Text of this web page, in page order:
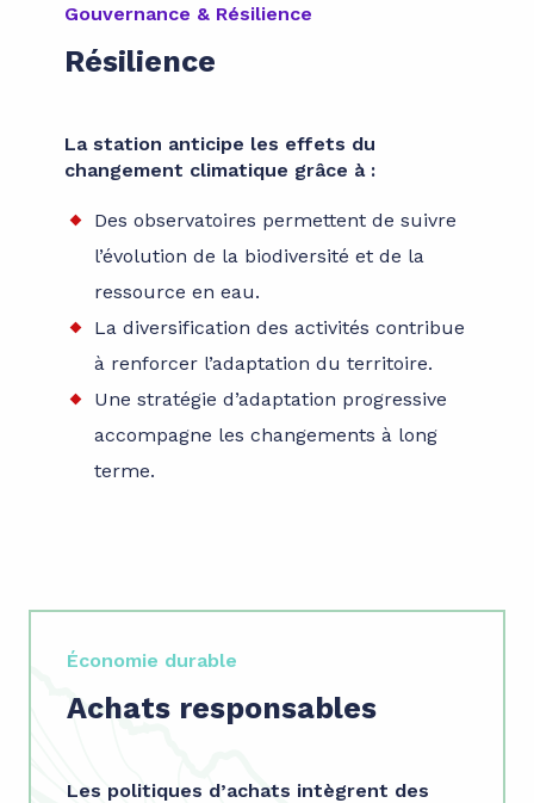
Gouvernance & Résilience
Résilience
La station anticipe les effets du
changement climatique grâce à :
Des observatoires permettent de suivre
l’évolution de la biodiversité et de la
ressource en eau.
La diversification des activités contribue
à renforcer l’adaptation du territoire.
Une stratégie d’adaptation progressive
accompagne les changements à long
terme.
Économie durable
Achats responsables
Les politiques d’achats intègrent des